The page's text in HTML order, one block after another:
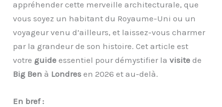
appréhender cette merveille architecturale, que
vous soyez un habitant du Royaume-Uni ou un
voyageur venu d’ailleurs, et laissez-vous charmer
par la grandeur de son histoire. Cet article est
votre guide essentiel pour démystifier lavisite de
Big Ben à Londres en 2026 et au-delà.
En bref :